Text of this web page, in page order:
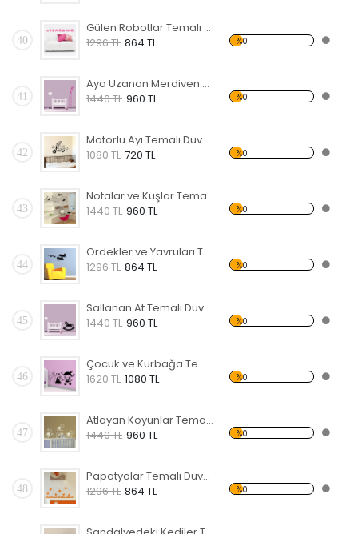
40
Gülen Robotlar Temalı Duvar Sticker
1296 TL 864 TL %0
41
Aya Uzanan Merdiven Temalı Duvar Sticker
1440 TL 960 TL %0
42
Motorlu Ayı Temalı Duvar Sticker
1080 TL 720 TL %0
43
Notalar ve Kuşlar Temalı Duvar Sticker
1440 TL 960 TL %0
44
Ördekler ve Yavruları Temalı Duvar Sticker
1296 TL 864 TL %0
45
Sallanan At Temalı Duvar Sticker
1440 TL 960 TL %0
46
Çocuk ve Kurbağa Temalı Duvar Sticker
1620 TL 1080 TL %0
47
Atlayan Koyunlar Temalı Duvar Sticker
1440 TL 960 TL %0
48
Papatyalar Temalı Duvar Sticker
1296 TL 864 TL %0